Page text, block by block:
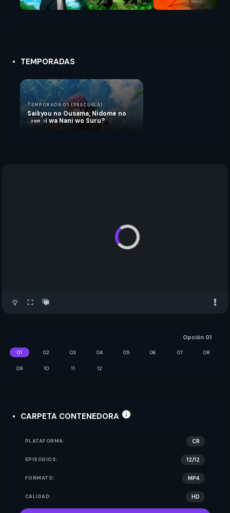
TEMPORADAS
Saikyou no Ousama, Nidome no
Jinsei wa Nani wo Suru?
2025
TEMPORADA 01 (PRECUELA)
Opción 01
01 02 03 04 05 06 07 08
09 10 11 12
CARPETA CONTENEDORA
PLATAFORMA: CR
EPISODIOS: 12/12
FORMATO: MP4
CALIDAD: HD